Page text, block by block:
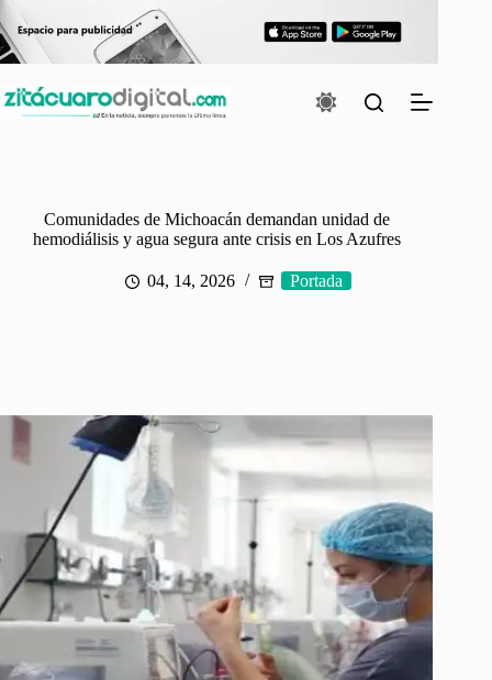
al
contenido
Comunidades de Michoacán demandan unidad de
hemodiálisis y agua segura ante crisis en Los Azufres
04, 14, 2026 Portada